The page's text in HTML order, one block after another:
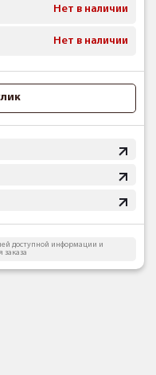
Нет в наличии
Нет в наличии
доступной информации и